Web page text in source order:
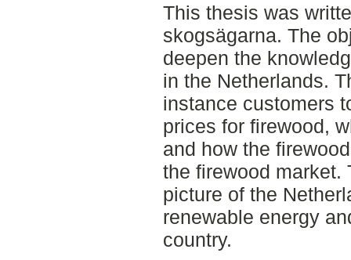
This thesis was
skogsägarna. The
deepen the
in the Netherlands.
instance customers
prices for firewood,
and how the
the firewood market.
picture of the
renewable energy
country.